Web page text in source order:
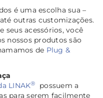
é uma escolha sua –
outras customizações.
seus acessórios, você
nossos produtos são
de Plug &
LINAK®
possuem a
para serem facilmente